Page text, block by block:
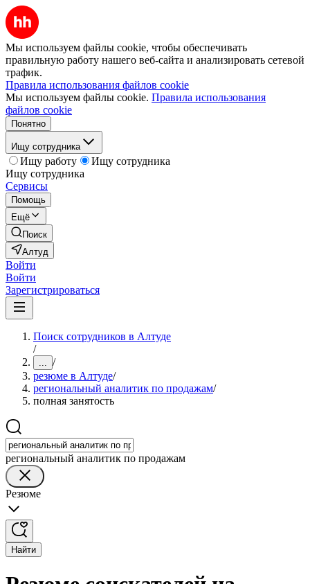
Мы используем файлы cookie, чтобы обеспечивать
правильную работу нашего веб-сайта и анализировать сетевой
трафик.
Правила использования файлов cookie
Мы используем файлы cookie. Правила использования
файлов cookie
Понятно
Ищу сотрудника
Ищу работу
Ищу сотрудника
Ищу сотрудника
Сервисы
Помощь
Ещё
Поиск
Алтуд
Войти
Войти
Зарегистрироваться
Поиск сотрудников в Алтуде
/
... /
резюме в Алтуде/
региональный аналитик по продажам/
полная занятость
региональный аналитик по продажам
Резюме
Найти